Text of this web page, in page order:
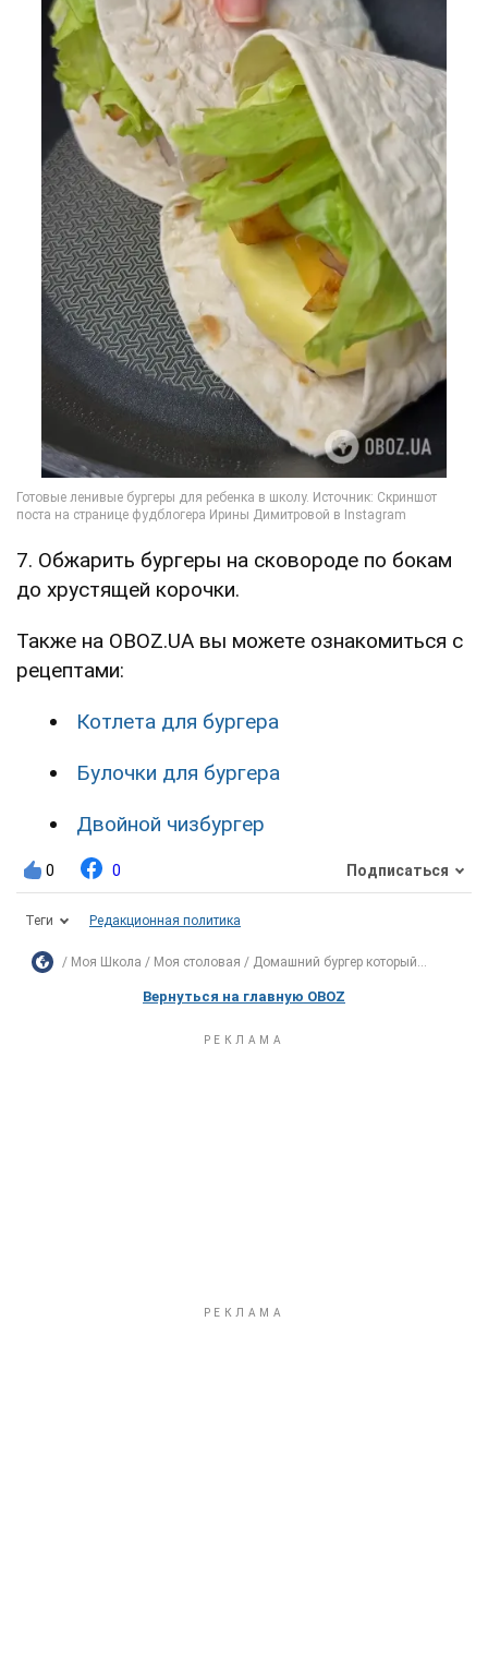
7. Обжарить бургеры на сковороде по бокам
до хрустящей корочки.
Также на OBOZ.UA вы можете ознакомиться с
рецептами:
Котлета для бургера
Булочки для бургера
Двойной чизбургер
0 0 Подписаться
Теги Редакционная политика
Моя Школа Моя столовая Домашний бургер который...
Вернуться на главную OBOZ